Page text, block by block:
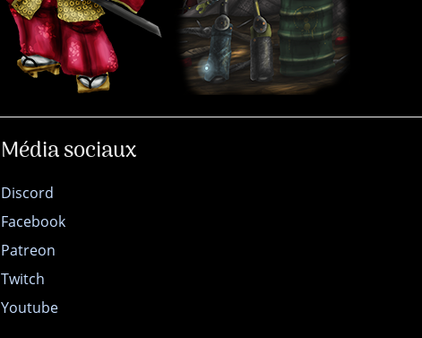
Média sociaux
Discord
Facebook
Patreon
Twitch
Youtube